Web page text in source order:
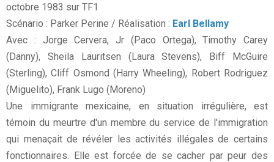
octobre 1983 sur TF1
Scénario : Parker Perine / Réalisation : Earl Bellamy
Avec : Jorge Cervera, Jr (Paco Ortega), Timothy Carey
(Danny), Sheila Lauritsen (Laura Stevens), Biff McGuire
(Sterling), Cliff Osmond (Harry Wheeling), Robert Rodriguez
(Miguelito), Frank Lugo (Moreno)
Une immigrante mexicaine, en situation irrégulière, est
témoin du meurtre d'un membre du service de l'immigration
qui menaçait de révéler les activités illégales de certains
fonctionnaires. Elle est forcée de se cacher par peur des